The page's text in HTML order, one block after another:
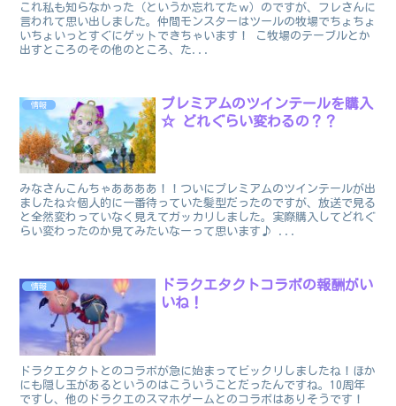
これ私も知らなかった（というか忘れてたｗ）のですが、フレさんに
言われて思い出しました。仲間モンスターはツールの牧場でちょちょ
いちょいっとすぐにゲットできちゃいます！ こ牧場のテーブルとか
出すところのその他のところ、た...
情報
プレミアムのツインテールを購入
☆ どれぐらい変わるの？？
みなさんこんちゃああああ！！ついにプレミアムのツインテールが出
ましたね☆個人的に一番待っていた髪型だったのですが、放送で見る
と全然変わっていなく見えてガッカリしました。実際購入してどれぐ
らい変わったのか見てみたいなーって思います♪ ...
情報
ドラクエタクトコラボの報酬がい
いね！
ドラクエタクトとのコラボが急に始まってビックリしましたね！ほか
にも隠し玉があるというのはこういうことだったんですね。10周年
ですし、他のドラクエのスマホゲームとのコラボはありそうです！